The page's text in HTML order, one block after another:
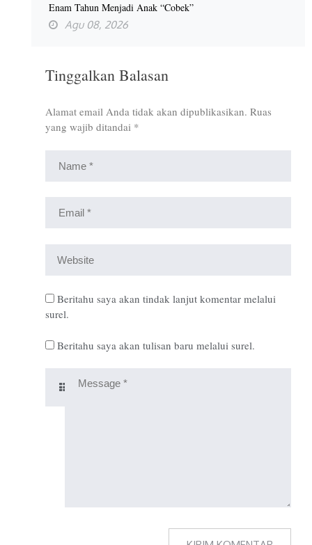
Enam Tahun Menjadi Anak “Cobek”
Agu 08, 2026
Tinggalkan Balasan
Alamat email Anda tidak akan dipublikasikan. Ruas
yang wajib ditandai *
Beritahu saya akan tindak lanjut komentar melalui
surel.
Beritahu saya akan tulisan baru melalui surel.